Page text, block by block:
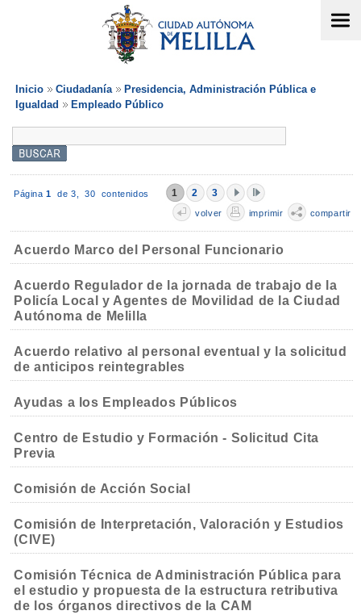
Inicio Ciudadanía
Presidencia, Administración Pública e
Igualdad
Empleado Público
Página 1 de 3,30 contenidos 1 2 3
volver imprimir compartir
Acuerdo Marco del Personal Funcionario
Acuerdo Regulador de la jornada de trabajo de la
Policía Local y Agentes de Movilidad de la Ciudad
Autónoma de Melilla
Acuerdo relativo al personal eventual y la solicitud
de anticipos reintegrables
Ayudas a los Empleados Públicos
Centro de Estudio y Formación - Solicitud Cita
Previa
Comisión de Acción Social
Comisión de Interpretación, Valoración y Estudios
(CIVE)
Comisión Técnica de Administración Pública para
el estudio y propuesta de la estructura retributiva
de los órganos directivos de la CAM